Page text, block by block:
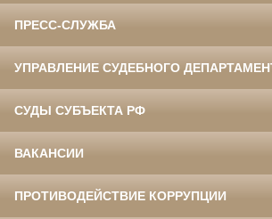
ПРЕСС-СЛУЖБА
УПРАВЛЕНИЕ СУДЕБНОГО
СУДЫ СУБЪЕКТА РФ
ВАКАНСИИ
ПРОТИВОДЕЙСТВИЕ КОРРУПЦИИ